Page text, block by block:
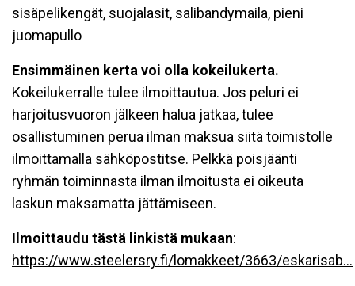
sisäpelikengät, suojalasit, salibandymaila, pieni
juomapullo
Ensimmäinen kerta voi olla kokeilukerta.
Kokeilukerralle tulee ilmoittautua. Jos peluri ei
harjoitusvuoron jälkeen halua jatkaa, tulee
osallistuminen perua ilman maksua siitä toimistolle
ilmoittamalla sähköpostitse. Pelkkä poisjäänti
ryhmän toiminnasta ilman ilmoitusta ei oikeuta
laskun maksamatta jättämiseen.
Ilmoittaudu tästä linkistä mukaan:
https://www.steelersry.fi/lomakkeet/3663/eskarisab...